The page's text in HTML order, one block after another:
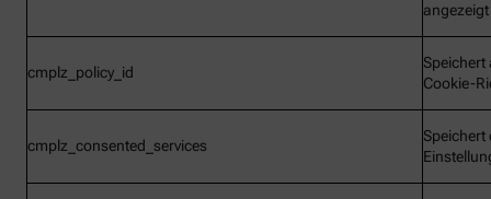
cmplz_policy_id
Speichert
Cookie-
cmplz_consented_services
Speichert